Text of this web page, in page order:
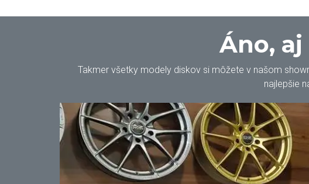
Áno,
Takmer všetky modely diskov si môžete v našom
najlepšie